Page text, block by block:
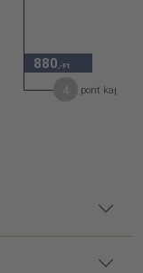
880 ,-Ft
pont kapható